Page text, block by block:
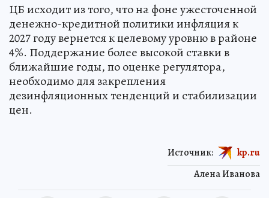
ЦБ исходит из того, что на фоне ужесточенной
денежно-кредитной политики инфляция к
2027 году вернется к целевому уровню в районе
4%. Поддержание более высокой ставки в
ближайшие годы, по оценке регулятора,
необходимо для закрепления
дезинфляционных тенденций и стабилизации
цен.
Алена Иванова
Источник: kp.ru